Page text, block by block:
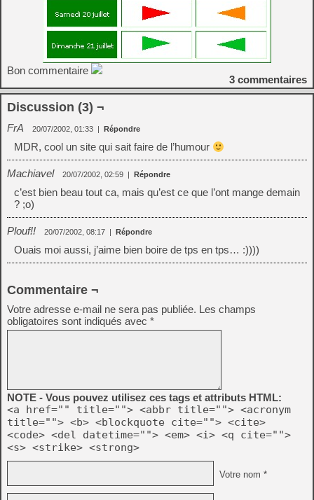
Bon commentaire
3 commentaires
Discussion (3) ¬
FrA 20/07/2002, 01:33 | Répondre
MDR, cool un site qui sait faire de l’humour
Machiavel 20/07/2002, 02:59 | Répondre
c’est bien beau tout ca, mais qu’est ce que l’ont mange demain
? ;o)
Plouf!! 20/07/2002, 08:17 | Répondre
Ouais moi aussi, j’aime bien boire de tps en tps… :))))
Commentaire ¬
Votre adresse e-mail ne sera pas publiée. Les champs
obligatoires sont indiqués avec *
NOTE - Vous pouvez utilisez ces tags et attributs HTML:
<a href="" title=""> <abbr title=""> <acronym
title=""> <b> <blockquote cite=""> <cite>
<code> <del datetime=""> <em> <i> <q cite="">
<s> <strike> <strong>
Votre nom *